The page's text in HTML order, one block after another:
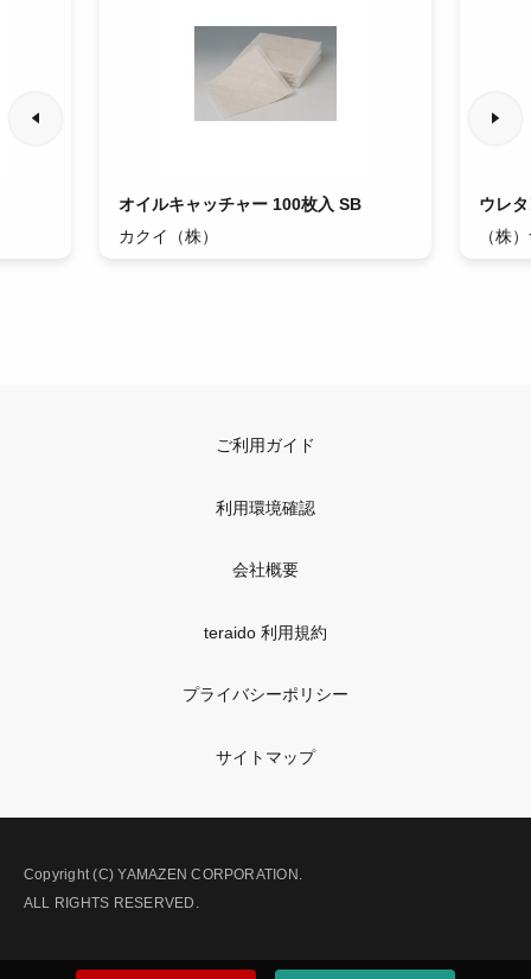
オイルキャッチャー 100枚入 SB
カクイ（株）
ウレ
（株
ご利用ガイド
利用環境確認
会社概要
teraido 利用規約
プライバシーポリシー
サイトマップ
Copyright (C) YAMAZEN CORPORATION.
ALL RIGHTS RESERVED.